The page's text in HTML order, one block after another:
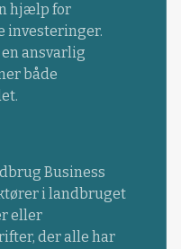
hjælp for
investeringer.
en ansvarlig
både
Business
i landbruget
eller
der alle har